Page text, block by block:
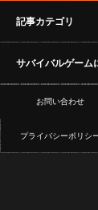
記事カテゴリ
NEWS
イベント
コラム
サバイバルゲーム
フィールド
お問い合わせ
プライバシーポリシ